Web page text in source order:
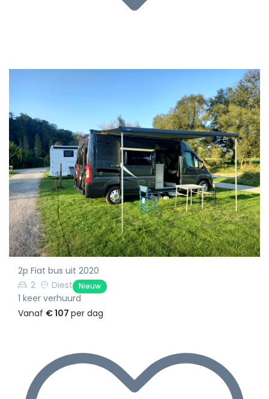
2p Fiat bus uit 2020
2
Diest Nieuw
1 keer verhuurd
Vanaf € 107 per dag